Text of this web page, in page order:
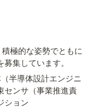
極的な姿勢でともに
集しています。
半導体設計エンジニ
センサ（事業推進責
ション